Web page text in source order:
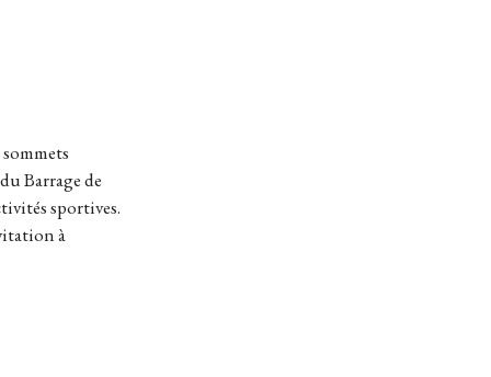
Barrage de
sportives.
à